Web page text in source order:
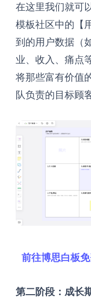
模板社区
私有化部署
企业版申请
在这里我们就可
模板社区中的 【
到的用户数据 （
业、 收入 、 痛点
将那些富有价值
队负责的目标顾
前往博思白板
第二阶段：成长